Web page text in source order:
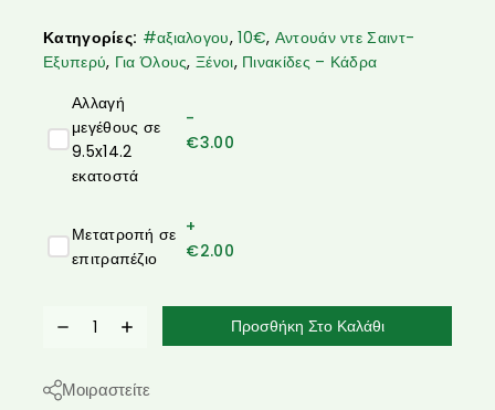
Κατηγορίες: #αξιαλογου,10€, Αντουάν ντε Σαιντ-
Εξυπερύ, Για Όλους,Ξένοι, Πινακίδες – Κάδρα
Αλλαγή
μεγέθους σε
9.5x14.2
εκατοστά
-
€3.00
Μετατροπή σε
επιτραπέζιο
+
€2.00
Προσθήκη Στο Καλάθι
Μοιραστείτε